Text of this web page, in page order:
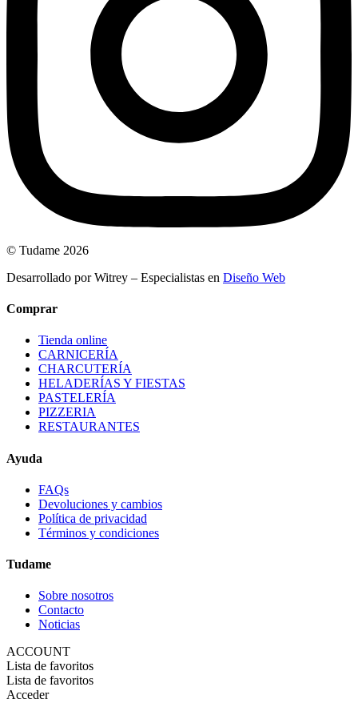
© Tudame 2026
Desarrollado por Witrey – Especialistas en Diseño Web
Comprar
Tienda online
CARNICERÍA
CHARCUTERÍA
HELADERÍAS Y FIESTAS
PASTELERÍA
PIZZERIA
RESTAURANTES
Ayuda
FAQs
Devoluciones y cambios
Política de privacidad
Términos y condiciones
Tudame
Sobre nosotros
Contacto
Noticias
ACCOUNT
Lista de favoritos
Lista de favoritos
Acceder